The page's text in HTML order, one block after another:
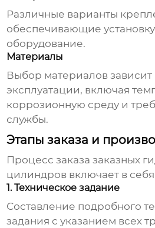
Различные варианты
обеспечивающие
оборудование.
Материалы
Выбор материалов зависит
эксплуатации, включая
коррозионную среду и
службы.
Этапы заказа и
Процесс заказазаказных
цилиндров включает в
1. Техническое задание
Составление подробного
задания с указанием всех